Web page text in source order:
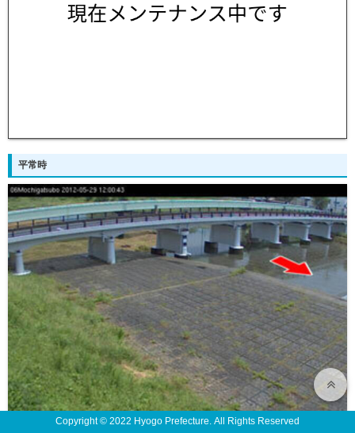
平常時
Copyright © 2022 Hyogo Prefecture. All Rights Reserved